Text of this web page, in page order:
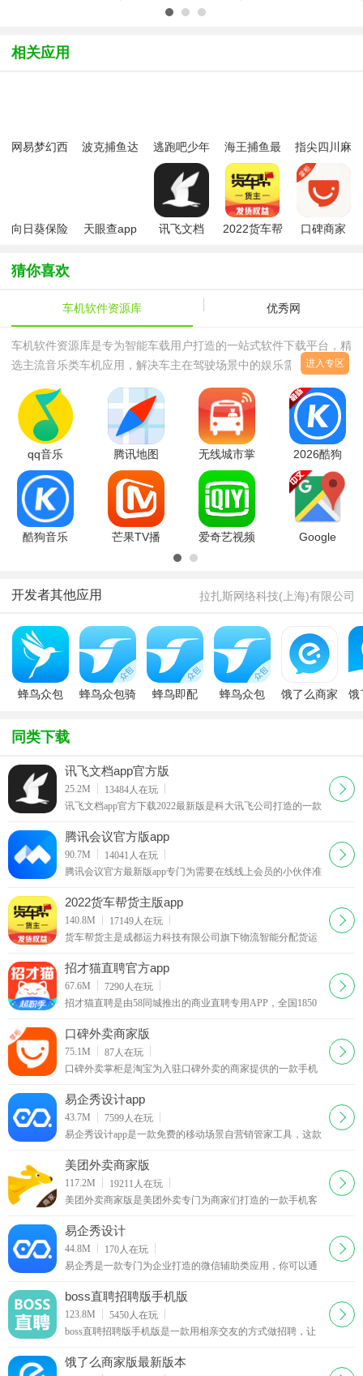
百度外卖出售
虚拟号码是什么 网络故障怎么回事 超级会员值得购买
超级会员测试版怎 超级会员有什么用
帮买帮送怎么样 怎么领取100万
高铁点餐哪些高铁 提交订单显示失败
钉钉订餐怎么弄 钉
钉企业服务饿了么功
的黑作坊到百度外 不能用支付宝了
相关应用
网易梦幻西
波克捕鱼达
逃跑吧少年
九游版最新
版
海王捕鱼最
新版官方正
版
指尖四川麻
将app最新
版
向日葵保险
本
天眼查app
讯飞文档
2022货车帮
口碑商家
猜你喜欢
车机软件资源库 优秀网
车机软件资源库是专为智能车载用户打造的一站式软件下载平台，精
选主流音乐类车机应用，解决车主在驾驶场景中的娱乐需求。核心推
系统，实现手机与车机
进入专区
qq音乐
2026v22.22
官方正式版
腾讯地图
app手机版
V10.13.0
官方最新版
无线城市掌
上公交
v6.5.7官方
安卓版
2026酷狗
音乐最新版
v20.1.22官
方正式版
酷狗音乐
官方安卓版
芒果TV播
爱奇艺视频
官方正
Google
版v26.2
开发者其他应用 拉扎斯网络科技(上海)有限公司
蜂鸟众包
蜂鸟众包骑
蜂鸟即配
蜂鸟众包
饿了么商家
饿
同类下载
讯飞文档app官方版
25.2M 13484 人在玩
讯飞文档app官方下载2022最新版是科大讯飞公司打造的一款
类似，都可以让团队在线上进行协作。
下载
腾讯会议官方版app
90.7M 14041 人在玩
腾讯会议官方最新版app专门为需要在线线上会员的小伙伴准
你带来最棒的办公体验，相信不少的小伙伴都会需要
下载
2022货车帮货主版app
140.8M 17149 人在玩
货车帮货主是成都运力科技有限公司旗下物流智能分配货运
各地货主提供经验丰富、安全可靠的货车司机的找车发货软
下载
招才猫直聘官方app
67.6M 7290 人在玩
招才猫直聘是由58同城推出的商业直聘专用APP，全国1850
现、挖掘，你可以在58招财猫官网上看到人家的详细资料。
下载
口碑外卖商家版
75.1M 87 人在玩
口碑外卖掌柜是淘宝为入驻口碑外卖的商家提供的一款手机
单并对自己的店铺进行管理，有新的订单软件会以语音的形
式提醒你接单
下载
易企秀设计app
43.7M 7599 人在玩
易企秀设计app是一款免费的移动场景自营销管家工具，这款
外这款易企秀设计app还可以帮你查看手机网页的访问量。
下载
美团外卖商家版
117.2M 19211 人在玩
美团外卖商家版是美团外卖专门为商家们打造的一款手机客
好地管理你的商铺，美团外卖商家版app轻松地查看用户的下
单信息。
下载
易企秀设计
44.8M 170 人在玩
易企秀是一款专门为企业打造的微信辅助类应用，你可以通
以通过它查看网页的访问量以及潜在客户报名等等消息。
下载
boss直聘招聘版手机版
123.8M 5450 人在玩
boss直聘招聘版手机版是一款用相亲交友的方式做招聘，让
面向求职者的”牛人版“和面向老板的”Boss版“。
下载
饿了么商家版最新版本